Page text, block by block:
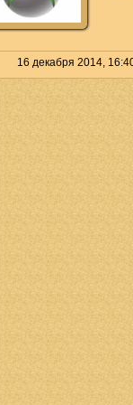
16 декабря 2014,